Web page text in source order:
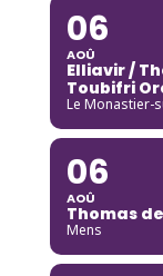
06
AOÛ
Elliavir /
Toubifri
Le Monastier-
06
AOÛ
Thomas
Mens